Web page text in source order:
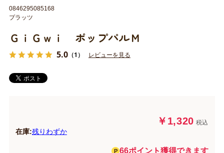
ＧｉＧｗｉ ポップパルＭ
5.0（1） レビューを見る
￥1,320 税込
在庫:残りわずか
66ポイント獲得できます
0846295085168
プラッツ